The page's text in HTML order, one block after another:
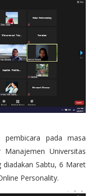
pada masa
Universitas
diadakan Sabtu, 6 Maret
Personality.